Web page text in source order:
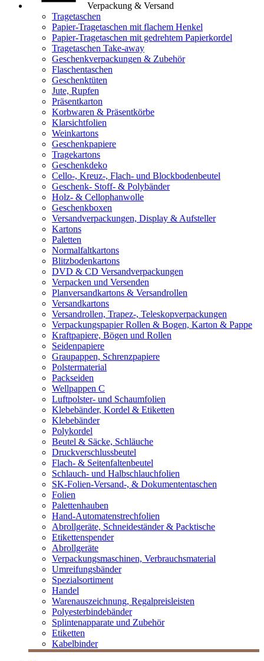
Verpackung & Versand
Tragetaschen
Papier-Tragetaschen mit flachem Henkel
Papier-Tragetaschen mit gedrehtem Papierkordel
Tragetaschen Take-away
Geschenkverpackungen & Zubehör
Flaschentaschen
Geschenktüten
Jute, Rupfen
Präsentkarton
Korbwaren & Präsentkörbe
Klarsichtfolien
Weinkartons
Geschenkpapiere
Tragekartons
Geschenkdeko
Cello-, Kreuz-, Flach- und Blockbodenbeutel
Geschenk- Stoff- & Polybänder
Holz- & Cellophanwolle
Geschenkboxen
Versandverpackungen, Display & Aufsteller
Kartons
Paletten
Normalfaltkartons
Blitzbodenkartons
DVD & CD Versandverpackungen
Verpacken und Versenden
Planversandkartons & Versandrollen
Versandkartons
Versandrollen, Trapez-, Teleskopverpackungen
Verpackungspapier Rollen & Bogen, Karton & Pappe
Kraftpapiere, Bögen und Rollen
Seidenpapiere
Graupappen, Schrenzpapiere
Polstermaterial
Packseiden
Wellpappen C
Luftpolster- und Schaumfolien
Klebebänder, Kordel & Etiketten
Klebebänder
Polykordel
Beutel & Säcke, Schläuche
Druckverschlussbeutel
Flach- & Seitenfaltenbeutel
Schlauch- und Halbschlauchfolien
SK-Folien-Versand-, & Dokumententaschen
Folien
Palettenhauben
Hand-Automatenstrechfolien
Abrollgeräte, Schneideständer & Packtische
Etikettenspender
Abrollgeräte
Verpackungsmaschinen, Verbrauchsmaterial
Umreifungsbänder
Spezialsortiment
Handel
Warenauszeichnung, Regalpreisleisten
Polyesterbindebänder
Splintenapparate und Zubehör
Etiketten
Kabelbinder